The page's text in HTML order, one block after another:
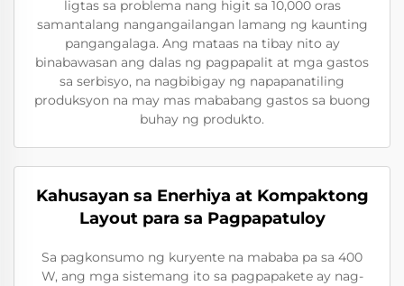
ligtas sa problema nang higit sa 10,000 oras
samantalang nangangailangan lamang ng kaunting
pangangalaga. Ang mataas na tibay nito ay
binabawasan ang dalas ng pagpapalit at mga gastos
sa serbisyo, na nagbibigay ng napapanatiling
produksyon na may mas mababang gastos sa buong
buhay ng produkto.
Kahusayan sa Enerhiya at Kompaktong
Layout para sa Pagpapatuloy
Sa pagkonsumo ng kuryente na mababa pa sa 400
W, ang mga sistemang ito sa pagpapakete ay nag-